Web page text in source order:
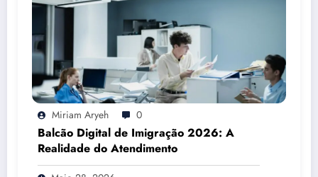
Miriam Aryeh 0
Balcão Digital de Imigração 2026: A
Realidade do Atendimento